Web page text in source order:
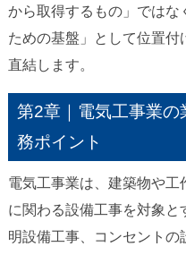
から取得するもの」ではな
ための基盤」として位置付
直結します。
第2章｜電気工事業
務ポイント
電気工事業は、建築物や工
に関わる設備工事を対象と
明設備工事、コンセント